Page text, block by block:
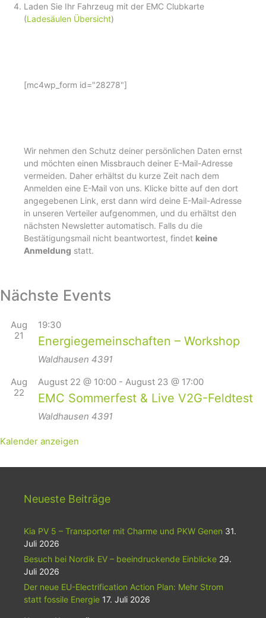
Laden Sie Ihr Fahrzeug mit der EMC Clubkarte
(Ladesäulen Übersicht)
[mc4wp_form id="28278"]
Wir nehmen den Schutz deiner persönlichen Daten ernst
und möchten einen Missbrauch deiner E-Mail-Adresse
vermeiden. Daher erhältst du kurze Zeit nach dem
Anmelden eine E-Mail von uns. Klicke bitte auf den dort
angegebenen Link, erst dann wird deine E-Mail-Adresse
in unseren Verteiler aufgenommen, und du erhältst den
nächsten Newsletter automatisch. Falls du die
Bestätigungsmail nicht beantwortest, findet keine
Anmeldung statt.
Nächste Events
Aug
21
19:30
Energiegemeinschaften – Workshop
Waldhausen 4391
Aug
22
August 22 @ 10:00 - August 23 @ 17:00
EMC Sommerfest & Live V2G-Feldtest
Waldhausen 4391
Kalender anzeigen
Neueste Beiträge
Kia PV 5 – Transporter mit Charme und PKW Genen 31.
Juli 2026
Besuch bei Nordik EV – beeindruckende Einblicke 29.
Juli 2026
Der neue EU-Electrification Action Plan: Mehr Strom
statt fossile Energie 17. Juli 2026